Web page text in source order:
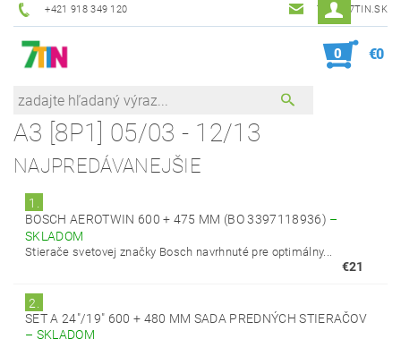
+421 918 349 120 7TIN@7TIN.SK
0 €0
A3 [8P1] 05/03 - 12/13
NAJPREDÁVANEJŠIE
1.
BOSCH AEROTWIN 600 + 475 MM (BO 3397118936) –
SKLADOM
Stierače svetovej značky Bosch navrhnuté pre optimálny...
€21
2.
SET A 24"/19" 600 + 480 MM SADA PREDNÝCH STIERAČOV
– SKLADOM